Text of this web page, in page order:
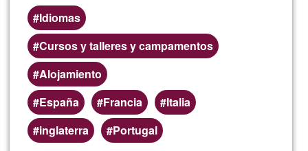
Idiomas
Cursos y talleres y campamentos
Alojamiento
España
Francia
Italia
inglaterra
Portugal